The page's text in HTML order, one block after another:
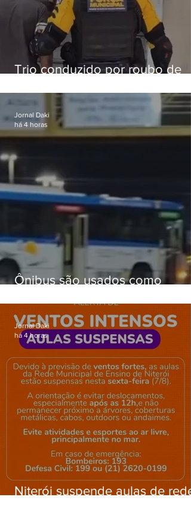
Trio conduzido por roubo de
passagens
Ônibus são usados como
Gardênia Azul
Jornal Daki
há 4 horas
Niterói suspende aulas de rede
Jornal Daki
há 4 horas